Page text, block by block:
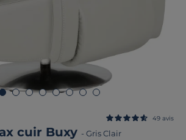
cuir Buxy - Gris Clair
49 avis